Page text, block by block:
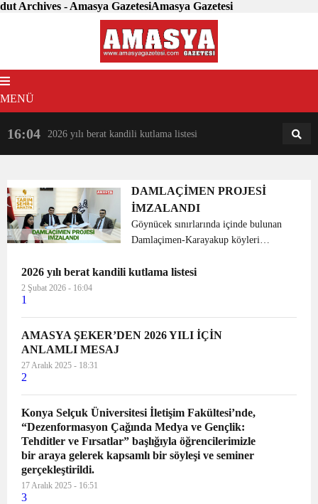
dut Archives - Amasya GazetesiAmasya Gazetesi
MENÜ
16:04 2026 yılı berat kandili kutlama listesi 18:31
DAMLAÇİMEN PROJESİ
İMZALANDI
Göynücek sınırlarında içinde bulunan
Damlaçimen-Karayakup köyleri
Kalkınma Eylem Planı kapsamında
Üretim...
2026 yılı berat kandili kutlama listesi
2 Şubat 2026 - 16:04
1
AMASYA ŞEKER’DEN 2026 YILI İÇİN
ANLAMLI MESAJ
27 Aralık 2025 - 18:31
2
Konya Selçuk Üniversitesi İletişim Fakültesi’nde,
“Dezenformasyon Çağında Medya ve Gençlik:
Tehditler ve Fırsatlar” başlığıyla öğrencilerimizle
bir araya gelerek kapsamlı bir söyleşi ve seminer
gerçekleştirildi.
17 Aralık 2025 - 16:51
3